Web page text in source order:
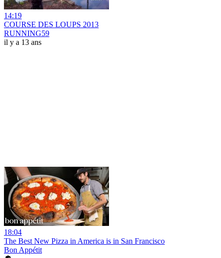
14:19
COURSE DES LOUPS 2013
RUNNING59
il y a 13 ans
18:04
The Best New Pizza in America is in San Francisco
Bon Appétit